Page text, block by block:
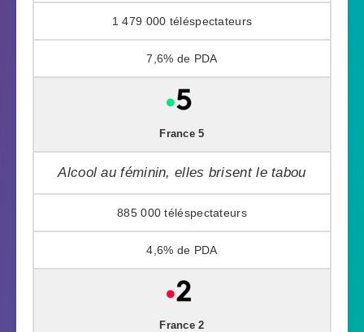
1 479 000
7,6%
France 5
Alcool au féminin, elles brisent le tabou
885 000
4,6%
France 2